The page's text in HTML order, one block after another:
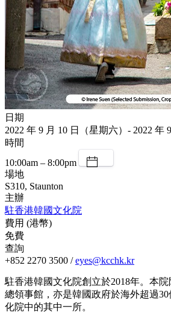
日期
2022 年 9 月 10 日（星期六）- 2022 年
時間
10:00am – 8:00pm
場地
S310, Staunton
主辦
駐香港韓國文化院
費用 (港幣)
免費
查詢
+852 2270 3500 /eyes@kcchk.kr
駐香港韓國文化院創立於2018年。本
總領事館，亦是韓國政府於海外超過
化院中的其中一所。